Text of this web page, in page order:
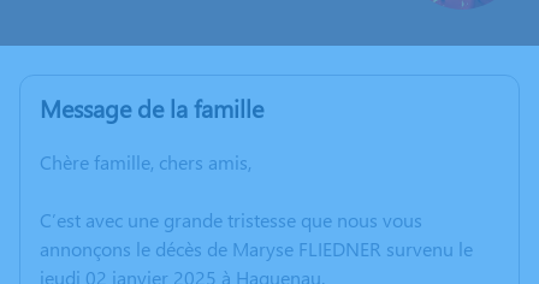
Message de la famille
Chère famille, chers amis,
C’est avec une grande tristesse que nous vous
annonçons le décès de Maryse FLIEDNER survenu le
jeudi 02 janvier 2025 à Haguenau.